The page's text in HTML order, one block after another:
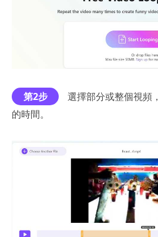
第2步
選擇部分或整個視頻
的時間。